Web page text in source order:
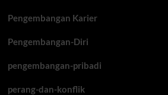
Pengembangan Karier
Pengembangan-Diri
pengembangan-pribadi
perang-dan-konflik